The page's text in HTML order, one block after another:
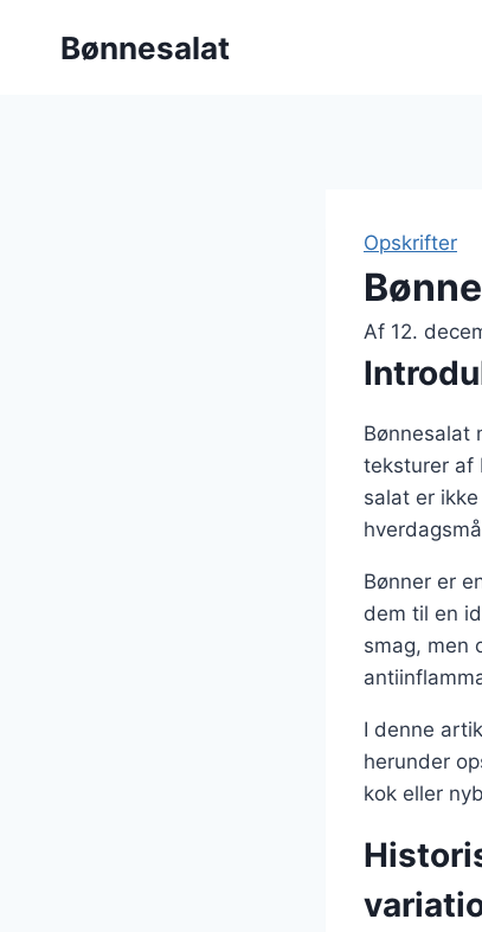
Bønnesalat
Opskrifter
Af 12.
Bønnesalat
teksturer af
salat er
Bønner er
dem til en
smag, men
I denne
herunder
kok eller